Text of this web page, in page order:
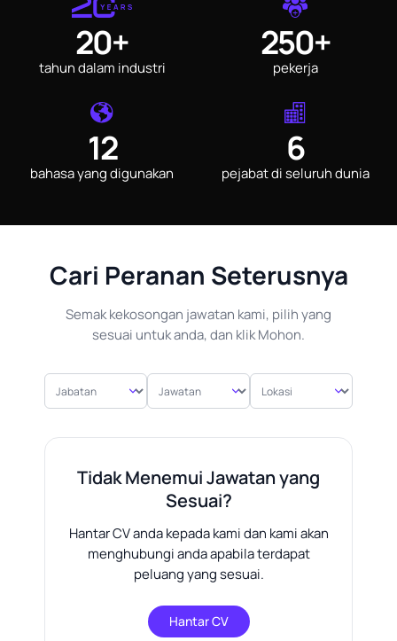
20+
tahun dalam industri
250+
pekerja
12
bahasa yang digunakan
6
pejabat di seluruh dunia
Cari Peranan Seterusnya
Semak kekosongan jawatan kami, pilih yang
sesuai untuk anda, dan klik Mohon.
Jabatan Jawatan Lokasi
Tidak Menemui Jawatan yang
Sesuai?
Hantar CV anda kepada kami dan kami akan
menghubungi anda apabila terdapat
peluang yang sesuai.
Hantar CV